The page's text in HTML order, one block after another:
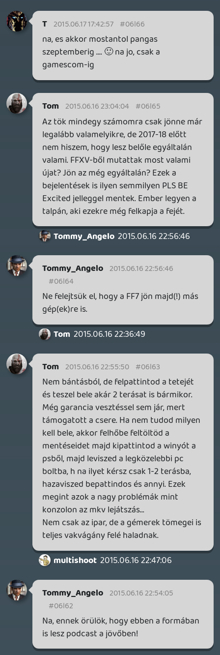
konzolon az mkv lejátszás...
Nem csak az ipar, de a gémerek tömegei is
teljes vakvágány felé haladnak.
multishoot 2015.06.16 22:47:06
Tommy_Angelo
Na, ennek örülök, hogy ebben a formában
is lesz podcast a jövőben!
Tom 2015.06.16 22:51:53 #06l61
Ja az abszolút profi az volt, hogy a ps4-re
is kiadtak végre média lejátszót. Nem
tudom ki a kutya faszának volt rá
szüksége, hogy nem tudnak venni egy
szaros smart tv-t vagy 5ezerét egy fos
média lejátszót, ami még a pizza szeletet is
lejátssza ellentétben ezekkel a konzolokba
erőltetett fos fél megoldásokkal, amiket
tényleg csak ilyen idióta nyomásra raknak
bele. Bár a rakat szar p2p megoldások
hévvel, vagy a rommá butított és vágott
játékok miatt. Az smafu tudom csak
menjen az avi meg az mkv... Pfff...
Matyiman 2015.06.16 22:48:49
Ó hogyne maradnék fent. Ószom lesz.
multishoot 2015.06.16 22:47:06 #06l5z
Kérdés: akkor mi a lóf*szért nem akaródzik
Tom 2015.06.16 22:36:49 #06l5y
Sony-n egyedül az FF7 tetszene, de az még
olyan marha messze van. Uncharted oké
meg minden, de már azért unalmas kicsit.
Horizont lehet, hogy jó lesz, de egyenlőre
nem tűnik nagy számnak. Shenmue
kickstarter koldulása mutatja merre
tartunk manapság. GoW4 sehol, GT sehol.
Last Guardian már egyáltalán nem érdekel,
pláne hogy látszólag semmit nem
fejlődött. Pont addigra lett a ps elsődleges
platform a CoD-nak is mikor már egy nagy
nulla lett az is. Hát hol van már ez a
CoD2,4-től? Sehol. Destinyt felárazták az
egekbe oszt 1 új pálya lesz csak benne.
MS-nél a GeoW4 teljesen semmit mondó
tipikusan csak legyen valami új rész, Halo
GeoW2-nél és a Reach-nél, mert utána már
legalább is nekem már nem tetszenek.
Forza klassz volt és úgy kb annyi, de
értelme ennek sem sok, mert egy értelmes
kormány 150ehuf+ és többféle
platformnál vehetsz többet. Backward
compatibility papíron nagyon szép, de
amit mutattak az nem a megvalósítás